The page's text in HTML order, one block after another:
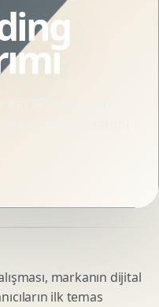
SEO uyumlu,
Page Tasarımı
markanın dijital
ilk temas